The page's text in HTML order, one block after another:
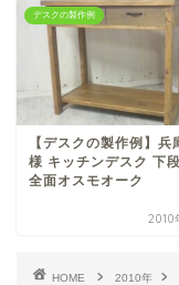
デスクの製作例
【デスクの製作例】兵
様 キッチンデスク 下
全面オスモオーク
2010
HOME 2010年